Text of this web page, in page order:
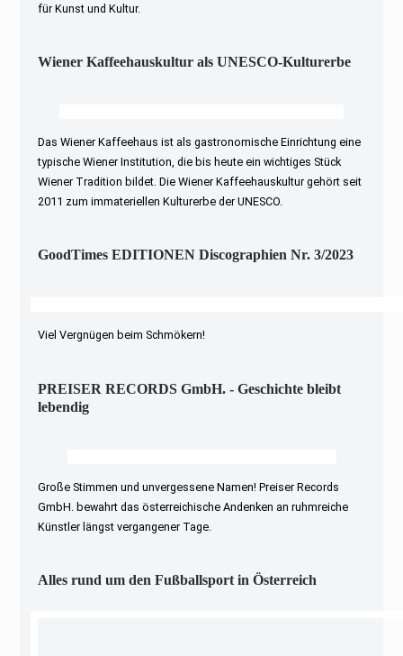
für Kunst und Kultur.
Wiener Kaffeehauskultur als UNESCO-Kulturerbe
Das Wiener Kaffeehaus ist als gastronomische Einrichtung eine
typische Wiener Institution, die bis heute ein wichtiges Stück
Wiener Tradition bildet. Die Wiener Kaffeehauskultur gehört seit
2011 zum immateriellen Kulturerbe der UNESCO.
GoodTimes EDITIONEN Discographien Nr. 3/2023
Viel Vergnügen beim Schmökern!
PREISER RECORDS GmbH. - Geschichte bleibt
lebendig
Große Stimmen und unvergessene Namen! Preiser Records
GmbH. bewahrt das österreichische Andenken an ruhmreiche
Künstler längst vergangener Tage.
Alles rund um den Fußballsport in Österreich